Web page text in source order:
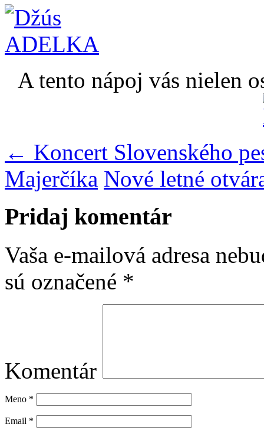
A tento nápoj vás nielen
← Koncert Slovenského
Majerčíka Nové letné
Pridaj komentár
Vaša e-mailová adresa
sú označené *
Komentár
Meno *
Email *